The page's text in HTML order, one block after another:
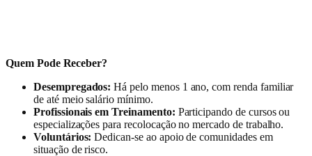
Quem Pode Receber?
Desempregados: Há pelo menos 1 ano, com renda familiar
de até meio salário mínimo.
Profissionais em Treinamento: Participando de cursos ou
especializações para recolocação no mercado de trabalho.
Voluntários: Dedican-se ao apoio de comunidades em
situação de risco.